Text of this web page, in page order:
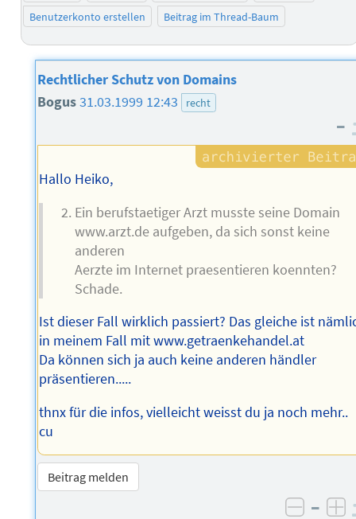
Benutzerkonto erstellen
Beitrag im Thread-Baum
Rechtlicher Schutz von Domains
Bogus31.03.1999 12:43 recht
–
Hallo Heiko,
Ein berufstaetiger Arzt musste seine Domain
www.arzt.de aufgeben, da sich sonst keine
anderen
Aerzte im Internet praesentieren koennten?
Schade.
Ist dieser Fall wirklich passiert? Das gleiche ist
in meinem Fall mit www.getraenkehandel.at
Da können sich ja auch keine anderen händler
präsentieren.....
thnx für die infos, vielleicht weisst du ja noch mehr..
cu
Beitrag melden
–